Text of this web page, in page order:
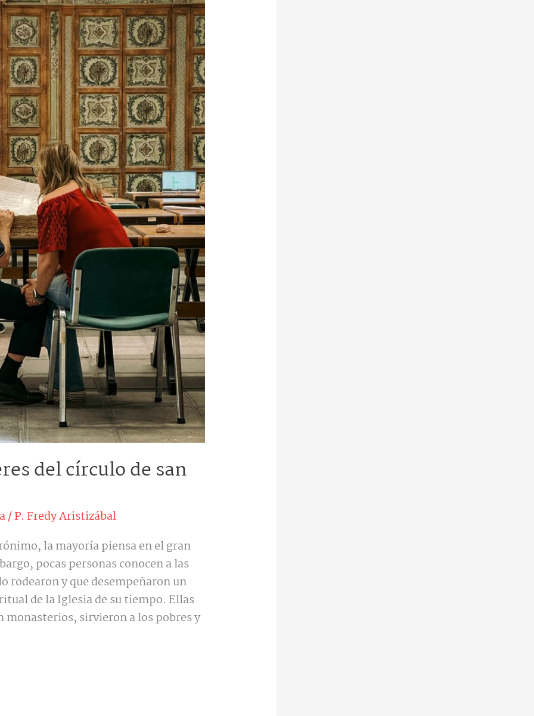
del círculo de san
/P. Fredy Aristizábal
la mayoría piensa en el gran
pocas personas conocen a las
rodearon y que desempeñaron un
de la Iglesia de su tiempo. Ellas
sirvieron a los pobres y